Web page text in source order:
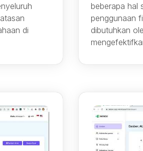
di
beberapa hal
penggunaan
dibutuhkan